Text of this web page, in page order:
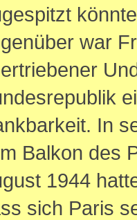
war
In
Balkon des
1944
sich Paris